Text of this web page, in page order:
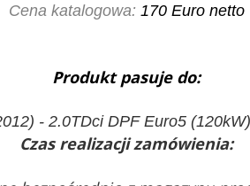
Cena katalogowa: 170 Euro netto
Produkt pasuje do:
- 2.0TDci DPF Euro5
Czas realizacji zamówienia: